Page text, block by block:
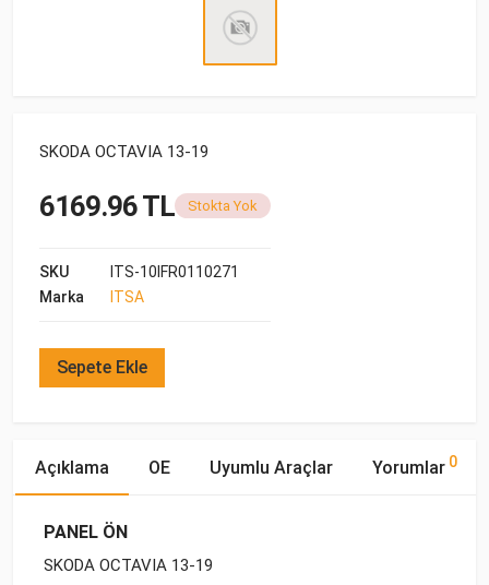
SKODA OCTAVIA 13-19
6169.96 TL Stokta Yok
SKU
ITS-10IFR0110271
Marka
ITSA
Sepete Ekle
Açıklama OE Uyumlu Araçlar Yorumlar 0
PANEL ÖN
SKODA OCTAVIA 13-19